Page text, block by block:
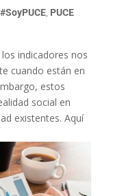
#SoyPUCE, PUCE
indicadores nos
cuando están en
estos
social en
existentes. Aquí